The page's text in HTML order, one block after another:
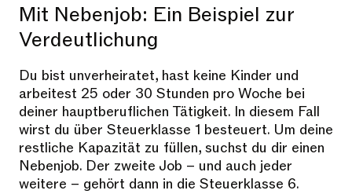
Mit Nebenjob: Ein Beispiel zur
Verdeutlichung
Du bist unverheiratet, hast keine Kinder und
arbeitest 25 oder 30 Stunden pro Woche bei
deiner hauptberuflichen Tätigkeit. In diesem Fall
wirst du über Steuerklasse 1 besteuert. Um deine
restliche Kapazität zu füllen, suchst du dir einen
Nebenjob. Der zweite Job – und auch jeder
weitere – gehört dann in die Steuerklasse 6.